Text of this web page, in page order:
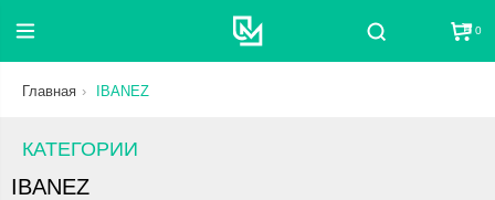
Поиск 0
Главная IBANEZ
КАТЕГОРИИ
IBANEZ